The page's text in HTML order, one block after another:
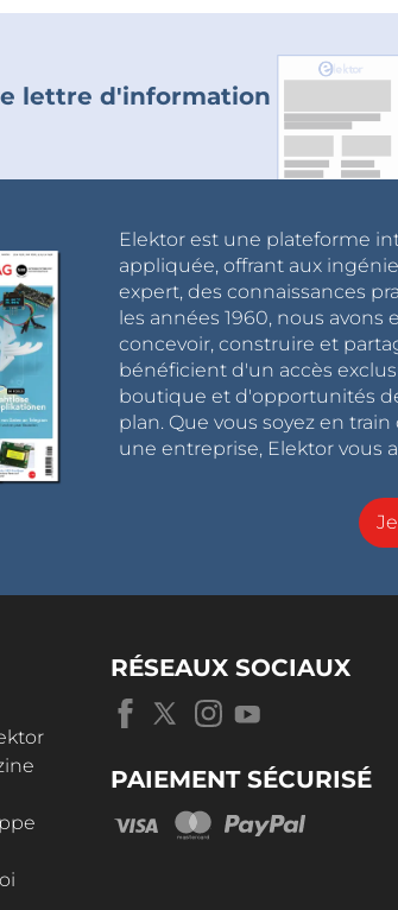
lettre d'information
Elektor est une plateforme
appliquée, offrant aux
expert, des connaissances
les années 1960, nous
concevoir, construire et
bénéficient d'un accès
boutique et d'opportunités
plan. Que vous soyez en
une entreprise, Elektor vous
RÉSEAUX SOCIAUX
PAIEMENT SÉCURISÉ